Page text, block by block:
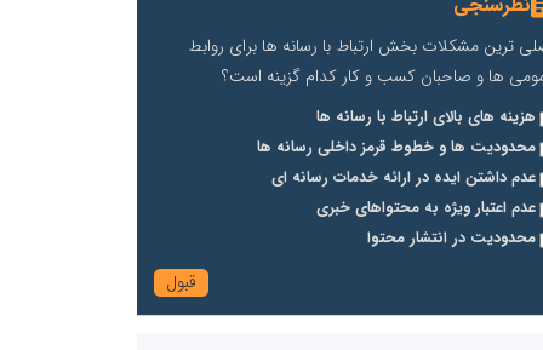
ترین مشکلات بخش ارتباط با رسانه ها برای روابط
ها و صاحبان کسب و کار کدام گزینه است؟
هزینه های بالای ارتباط با رسانه ها
محدودیت ها و خطوط قرمز داخلی رسانه ها
عدم داشتن ایده در ارائه خدمات رسانه ای
عدم اعتبار ویژه به محتواهای خبری
محدودیت در انتشار محتوا